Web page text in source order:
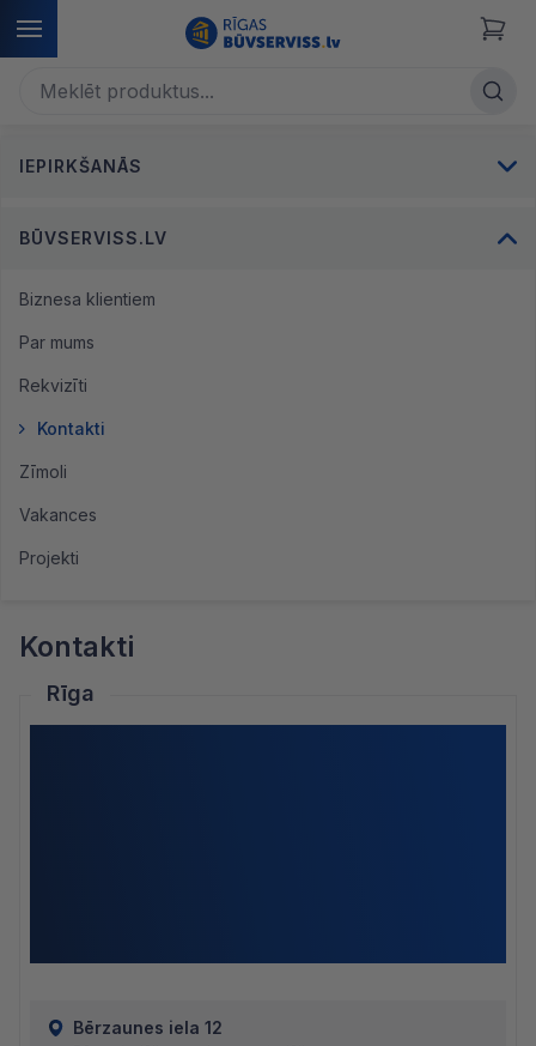
IEPIRKŠANĀS
BŪVSERVISS.LV
Biznesa klientiem
Par mums
Rekvizīti
Kontakti
Zīmoli
Vakances
Projekti
Kontakti
Rīga
Bērzaunes iela 12